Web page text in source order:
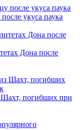
укуса паука
Дона после
Шахт, погибших при